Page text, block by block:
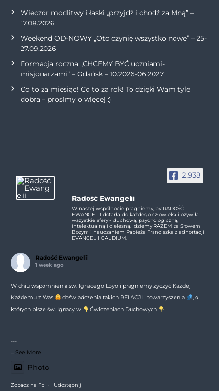
Wieczór modlitwy i łaski „przyjdź i chodź za Mną” –
17.08.2026
Weekend OD-NOWY „Oto czynię wszystko nowe” – 25-
27.09.2026
Formacja roczna „CHCEMY BYĆ uczniami-
misjonarzami” – Gdańsk – 10.2026-06.2027
Co to za miesiąc! Co to za rok! To dzięki Wam tyle
dobra – prosimy o więcej :)
2,938
Radość Ewangelii
W naszej wspólnocie pragniemy, by RADOŚĆ
EWANGELII dotarła do każdego człowieka i ożywiła
wszystkie sfery - duchową, psychologiczną,
intelektualną i cielesną. Idziemy RAZEM za Słowem
Bożym i nauczaniem Papieża Franciszka z adhortacji
EVANGELII GAUDIUM.
Radość Ewangelii
1 week ago
W dniu wspomnienia św. Ignacego Loyoli pragniemy życzyć Każdej i
Każdemu z Was
doświadczenia takich RELACJI i towarzyszenia
, o
których pisze św. Ignacy w
Ćwiczeniach Duchowych
---
... See More
Photo
Zobacz na Fb · Udostępnij